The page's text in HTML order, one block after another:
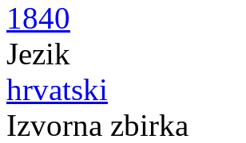
1840
Jezik
hrvatski
Izvorna zbirka